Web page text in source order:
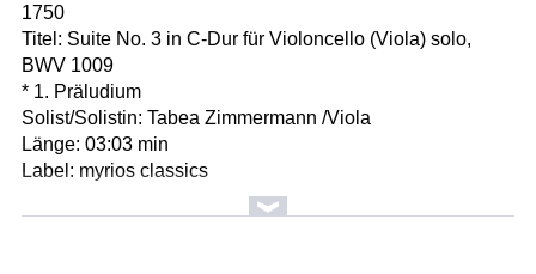
1750
Titel: Suite No. 3 in C-Dur für Violoncello (Viola) solo,
BWV 1009
* 1. Präludium
Solist/Solistin: Tabea Zimmermann /Viola
Länge: 03:03 min
Label: myrios classics
Komponist/Komponistin: György Kurtág /geb.1926